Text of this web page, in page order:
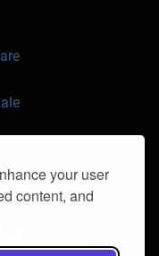
your user
content, and